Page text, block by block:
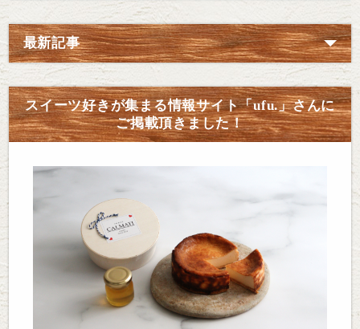
最新記事
スイーツ好きが集まる情報サイト「ufu.」さんに
ご掲載頂きました！